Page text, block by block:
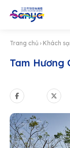
Trang chủ › Khách
Tam Hương